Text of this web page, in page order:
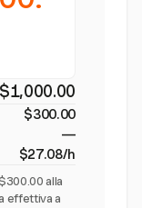
$1,000.00
$300.00
—
$27.08/h
alla
effettiva a